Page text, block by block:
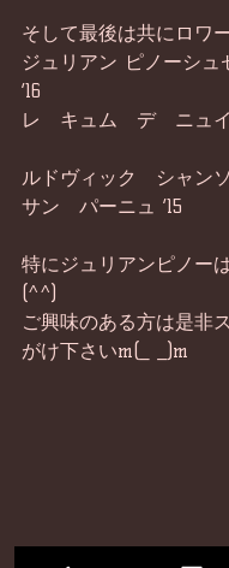
そして最後は共にロワ
ジュリアン ピノーシュ
‘16
レ　キュム　デ　ニュイ
ルドヴィック　シャン
サン　パーニュ ‘15
特にジュリアンピノー
(^^)
ご興味のある方は是非
がけ下さいm(_ _)m